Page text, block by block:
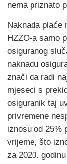
nema priznato
Naknada plaće
HZZO-a samo
osiguranog
naknadu
znači da radi
mjeseci s
osiguranik taj
privremene
iznosu od 25%
vrijeme, što
za 2020.